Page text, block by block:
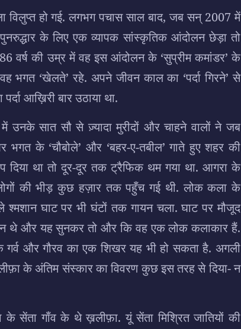
हो गई. लगभग पचास साल बाद, जब सन् 2007 में
के लिए एक व्यापक सांस्कृतिक आंदोलन छेड़ा तो
की उम्र में वह इस आंदोलन के ‘सुप्रीम कमांडर’ के
‘खेलते’ रहे. अपने जीवन काल का ‘पर्दा गिरने’ से
आख़िरी बार उठाया था.
उनके सात सौ से ज़्यादा मुरीदों और चाहने वालों ने जब
के ‘चौबोले’ और ‘बहर-ए-तबील’ गाते हुए शहर की
था तो दूर-दूर तक ट्रैफिक थम गया था. आगरा के
की भीड़ कुछ हज़ार तक पहुँच गई थी. लोक कला के
श्मशान घाट पर भी घंटों तक गायन चला. घाट पर मौजूद
थे और यह सुनकर तो और कि वह एक लोक कलाकार हैं.
गर्व और गौरव का एक शिखर यह भी हो सकता है. अगली
के अंतिम संस्कार का विवरण कुछ इस तरह से दिया- न
सेंता गाँव के थे ख़लीफ़ा. यूं सेंता मिश्रित जातियों की